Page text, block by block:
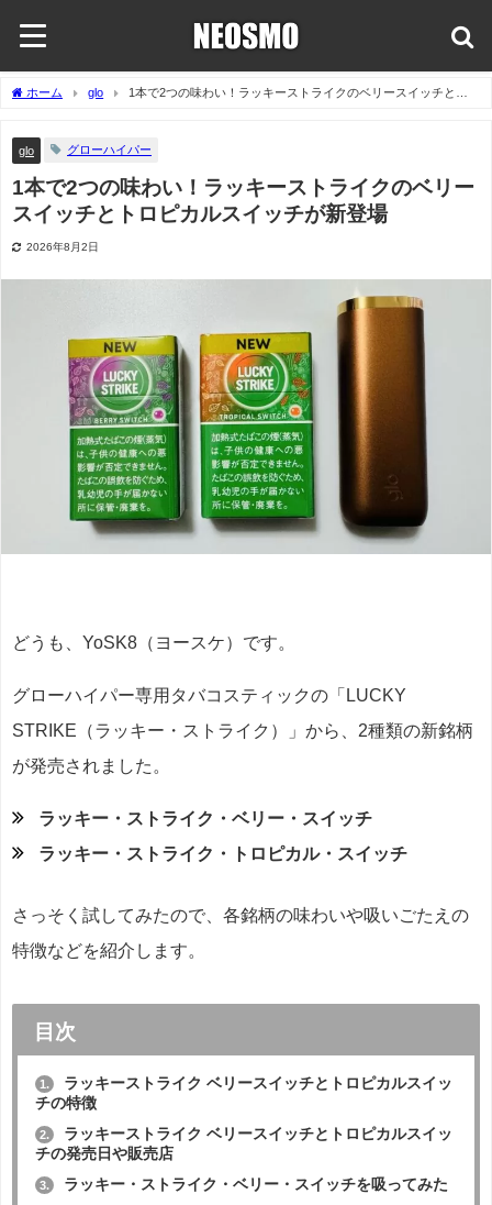
ホーム glo
1本で2つの味わい！ラッキーストライクのベリースイッチとト
glo グローハイパー
1本で2つの味わい！ラッキーストライクのベリー
スイッチとトロピカルスイッチが新登場
2026年8月2日
どうも、YoSK8（ヨースケ）です。
グローハイパー専用タバコスティックの「LUCKY
STRIKE（ラッキー・ストライク）」から、2種類の新銘柄
が発売されました。
ラッキー・ストライク・ベリー・スイッチ
ラッキー・ストライク・トロピカル・スイッチ
さっそく試してみたので、各銘柄の味わいや吸いごたえの
特徴などを紹介します。
目次
1.
ラッキーストライク ベリースイッチとトロピカルスイッ
チの特徴
2.
ラッキーストライク ベリースイッチとトロピカルスイッ
チの発売日や販売店
3. ラッキー・ストライク・ベリー・スイッチを吸ってみた